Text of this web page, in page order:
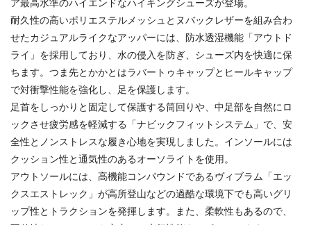
ア最高水準のハイエンドなハイキングシューズが登場。
耐久性の高いポリエステルメッシュとヌバックレザーを組み合わ
せたカジュアルライクなアッパーには、防水透湿機能「アウトド
ライ」を採用しており、水の侵入を防ぎ、シューズ内を快適に保
ちます。つま先とかかとはラバートゥキャップとヒールキャップ
で対衝撃性能を強化し、足を保護します。
足首をしっかりと固定して保護する筒回りや、中足部を自然にロ
ックさせ疲労感を軽減する「ナビックフィットシステム」で、安
全性とノンストレスな履き心地を実現しました。インソールには
クッション性と通気性のあるオーソライトを使用。
アウトソールには、高機能コンパウンドであるヴィブラム「エッ
クスエストレック」が高所登山などの過酷な環境下でも高いグリ
ップ性とトラクションを発揮します。また、柔軟性もあるので、